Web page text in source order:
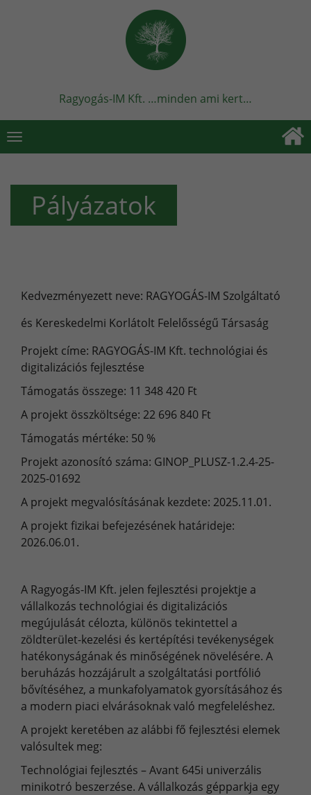
Ragyogás-IM Kft. …minden ami kert…
Toggle
navigation
Pályázatok
Kedvezményezett neve: RAGYOGÁS-IM Szolgáltató
és Kereskedelmi Korlátolt Felelősségű Társaság
Projekt címe: RAGYOGÁS-IM Kft. technológiai és
digitalizációs fejlesztése
Támogatás összege: 11 348 420 Ft
A projekt összköltsége: 22 696 840 Ft
Támogatás mértéke: 50 %
Projekt azonosító száma: GINOP_PLUSZ-1.2.4-25-
2025-01692
A projekt megvalósításának kezdete: 2025.11.01.
A projekt fizikai befejezésének határideje:
2026.06.01.
A Ragyogás-IM Kft. jelen fejlesztési projektje a
vállalkozás technológiai és digitalizációs
megújulását célozta, különös tekintettel a
zöldterület-kezelési és kertépítési tevékenységek
hatékonyságának és minőségének növelésére. A
beruházás hozzájárult a szolgáltatási portfólió
bővítéséhez, a munkafolyamatok gyorsításához és
a modern piaci elvárásoknak való megfeleléshez.
A projekt keretében az alábbi fő fejlesztési elemek
valósultek meg:
Technológiai fejlesztés – Avant 645i univerzális
minikotró beszerzése. A vállalkozás gépparkja egy